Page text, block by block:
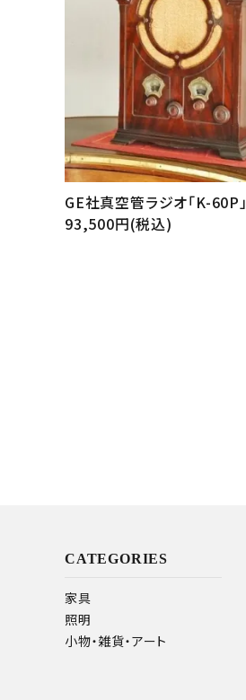
GE社真空管ラジオ「K-60P」
93,500円(税込)
CATEGORIES
家具
照明
小物・雑貨・アート